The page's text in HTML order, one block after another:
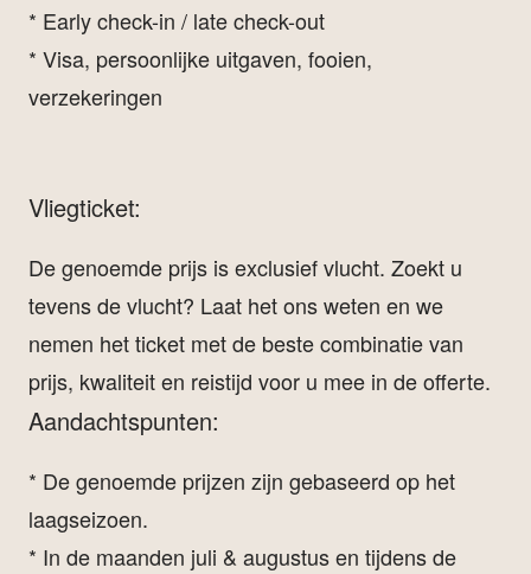
* Early check-in / late check-out
* Visa, persoonlijke uitgaven, fooien,
verzekeringen
Vliegticket:
De genoemde prijs is exclusief vlucht. Zoekt u
tevens de vlucht? Laat het ons weten en we
nemen het ticket met de beste combinatie van
prijs, kwaliteit en reistijd voor u mee in de offerte.
Aandachtspunten:
* De genoemde prijzen zijn gebaseerd op het
laagseizoen.
* In de maanden juli & augustus en tijdens de